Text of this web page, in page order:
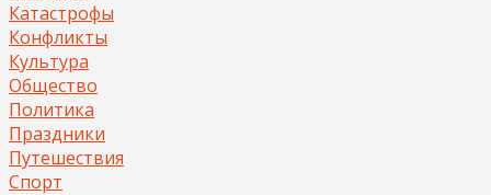
Катастрофы
Конфликты
Культура
Общество
Политика
Праздники
Путешествия
Спорт